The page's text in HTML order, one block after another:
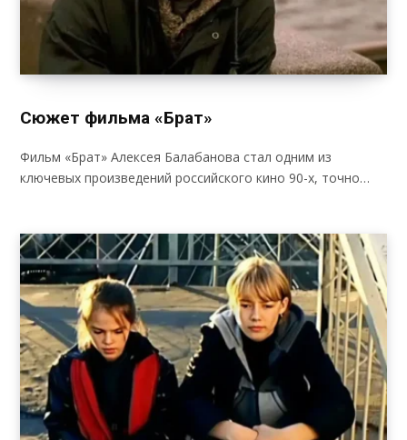
Сюжет фильма «Брат»
Фильм «Брат» Алексея Балабанова стал одним из
ключевых произведений российского кино 90-х, точно…